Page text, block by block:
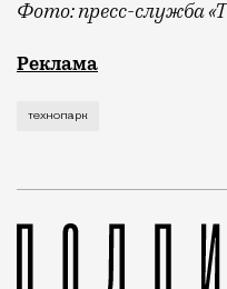
Фото: пресс-служба
Рекламные кампании
Реклама
технопарк